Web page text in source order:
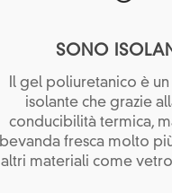
SONO
Il gel poliuretanico è
isolante che grazie
conducibilità termica,
bevanda fresca molto
altri materiali come